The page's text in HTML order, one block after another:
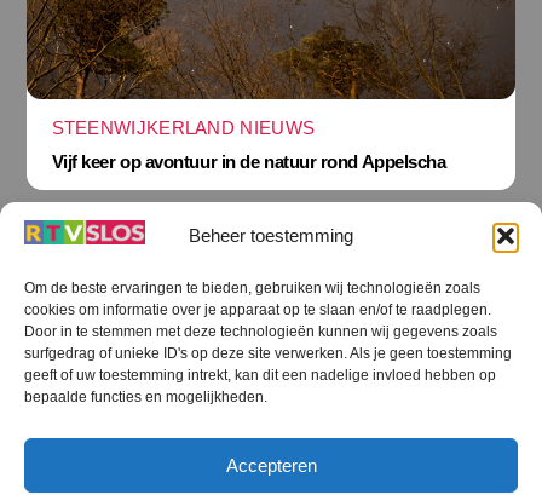
Beheer toestemming
Om de beste ervaringen te bieden, gebruiken wij technologieën zoals
cookies om informatie over je apparaat op te slaan en/of te raadplegen.
Door in te stemmen met deze technologieën kunnen wij gegevens zoals
surfgedrag of unieke ID's op deze site verwerken. Als je geen toestemming
geeft of uw toestemming intrekt, kan dit een nadelige invloed hebben op
bepaalde functies en mogelijkheden.
Accepteren
STEENWIJKERLAND NIEUWS
Vijf keer op avontuur in de natuur rond Appelscha
Terug
naar
boven
RTV SLOS
RTV SLOS ANBI